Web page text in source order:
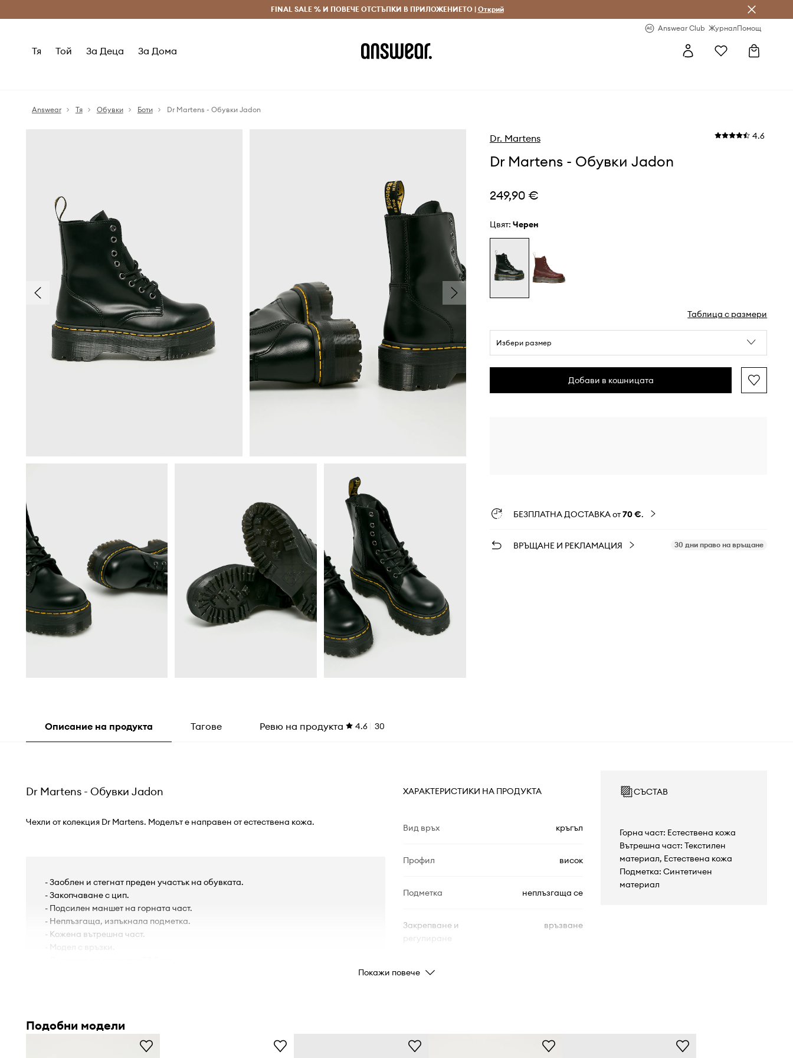
Безплатни доставка и връщане за поръчки над 70 EUR Доставка 1-5 дни
FINAL SALE % И ПОВЕЧЕ ОТСТЪПКИ В ПРИЛОЖЕНИЕТО | Открий
Answear Club ЖурналПомощ
Тя Той За Деца За Дома
Answear Тя Обувки Боти Dr Martens - Обувки Jadon
Dr. Martens 4.6
Dr Martens - Обувки Jadon
249,90 €
Цвят: черен
Таблица с размери
Избери размер
Добави в кошницата
БЕЗПЛАТНА ДОСТАВКА от70 €.
ВРЪЩАНЕ И РЕКЛАМАЦИЯ 30 дни право на връщане
Описание на продукта Тагове Ревю на продукта 4.6 30
Dr Martens - Обувки Jadon
Чехли от колекция Dr Martens. Моделът е направен от естествена кожа.
- Заоблен и стегнат преден участък на обувката.
- Закопчаване с цип.
- Подсилен маншет на горната част.
- Неплъзгаща, изпъкнала подметка.
- Кожена вътрешна част.
- Модел с връзки.
ХАРАКТЕРИСТИКИ НА ПРОДУКТА
Вид връх кръгъл
Профил висок
Подметка неплъзгаща се
Закрепване и
регулиране
връзване
Вид подметка
ДЕТАЙЛИ ЗА ПРОДУКТА
СЪСТАВ
Горна част: Естествена кожа
Вътрешна част: Текстилен
материал, Естествена кожа
Подметка: Синтетичен
материал
Покажи повече
Подобни модели